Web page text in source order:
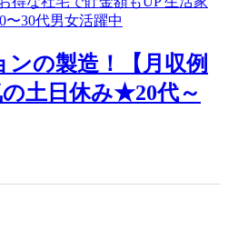
ンの製造！【月収例
土日休み★20代～